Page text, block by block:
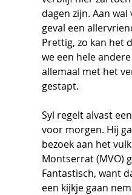
dagen zijn. Aan
geval een
Prettig, zo kan het
we een hele
allemaal met het
gestapt.
Syl regelt alvast
voor morgen. Hij
bezoek aan het
Montserrat (MVO)
Fantastisch, want
een kijkje gaan